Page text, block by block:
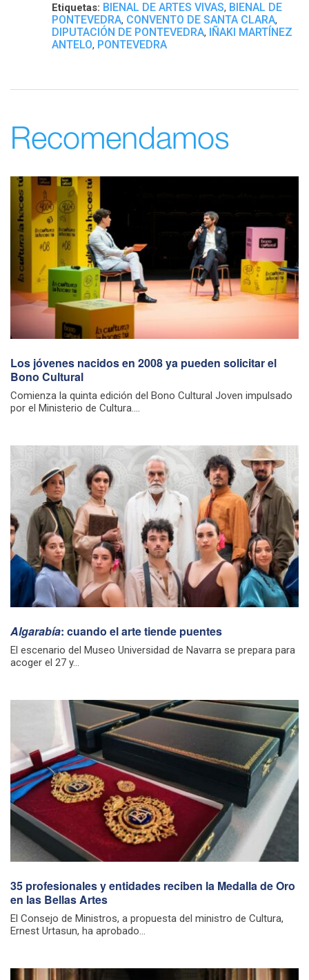
Etiquetas: BIENAL DE ARTES VIVAS, BIENAL DE
PONTEVEDRA, CONVENTO DE SANTA CLARA,
DIPUTACIÓN DE PONTEVEDRA,
IÑAKI MARTÍNEZ
ANTELO, PONTEVEDRA
Recomendamos
Los jóvenes nacidos en 2008 ya pueden solicitar el
Bono Cultural
Comienza la quinta edición del Bono Cultural Joven impulsado
por el Ministerio de Cultura....
Algarabía: cuando el arte tiende puentes
El escenario del Museo Universidad de Navarra se prepara para
acoger el 27 y...
35 profesionales y entidades reciben la Medalla de Oro
en las Bellas Artes
El Consejo de Ministros, a propuesta del ministro de Cultura,
Ernest Urtasun, ha aprobado...